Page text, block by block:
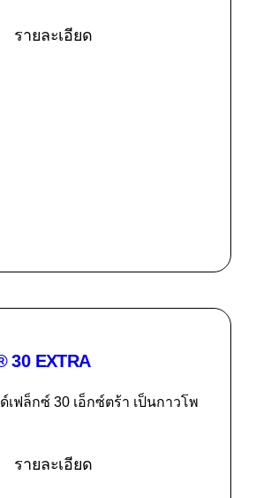
รายละเอียด
30 EXTRA
ฟล็กซ์ 30 เอ็กซ์ตร้า เป็นกาวโพ
รายละเอียด